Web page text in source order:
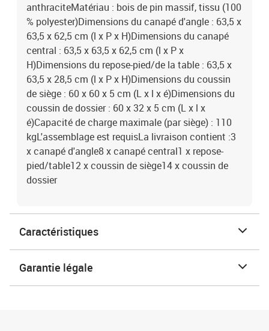
anthraciteMatériau : bois de pin massif, tissu (100
% polyester)Dimensions du canapé d'angle : 63,5 x
63,5 x 62,5 cm (l x P x H)Dimensions du canapé
central : 63,5 x 63,5 x 62,5 cm (l x P x
H)Dimensions du repose-pied/de la table : 63,5 x
63,5 x 28,5 cm (l x P x H)Dimensions du coussin
de siège : 60 x 60 x 5 cm (L x l x é)Dimensions du
coussin de dossier : 60 x 32 x 5 cm (L x l x
é)Capacité de charge maximale (par siège) : 110
kgL'assemblage est requisLa livraison contient :3
x canapé d'angle8 x canapé central1 x repose-
pied/table12 x coussin de siège14 x coussin de
dossier
Caractéristiques
Garantie légale